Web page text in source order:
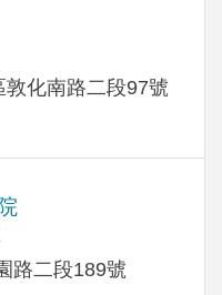
化南路二段97號
路二段189號